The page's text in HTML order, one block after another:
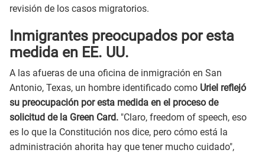
revisión de los casos migratorios.
Inmigrantes preocupados por esta
medida en EE. UU.
A las afueras de una oficina de inmigración en San
Antonio, Texas, un hombre identificado como Uriel reflejó
su preocupación por esta medida en el proceso de
solicitud de la Green Card. "Claro, freedom of speech, eso
es lo que la Constitución nos dice, pero cómo está la
administración ahorita hay que tener mucho cuidado",